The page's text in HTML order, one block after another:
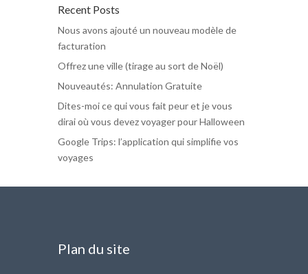
Recent Posts
Nous avons ajouté un nouveau modèle de
facturation
Offrez une ville (tirage au sort de Noël)
Nouveautés: Annulation Gratuite
Dites-moi ce qui vous fait peur et je vous
dirai où vous devez voyager pour Halloween
Google Trips: l’application qui simplifie vos
voyages
Plan du site